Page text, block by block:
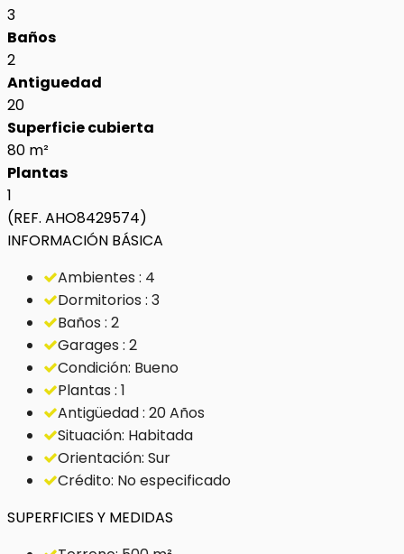
3
Baños
2
Antiguedad
20
Superficie cubierta
80 m²
Plantas
1
(REF. AHO8429574)
INFORMACIÓN BÁSICA
Ambientes : 4
Dormitorios : 3
Baños : 2
Garages : 2
Condición: Bueno
Plantas : 1
Antigüedad : 20 Años
Situación: Habitada
Orientación: Sur
Crédito: No especificado
SUPERFICIES Y MEDIDAS